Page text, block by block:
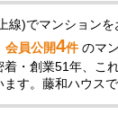
線)でマンション
会員公開4件 のマ
・創業51年、こ
す。藤和ハウス